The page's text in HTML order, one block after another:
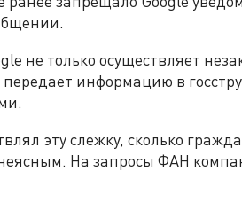
не только осуществляет
информацию в
эту слежку, сколько
неясным. На запросы ФАН